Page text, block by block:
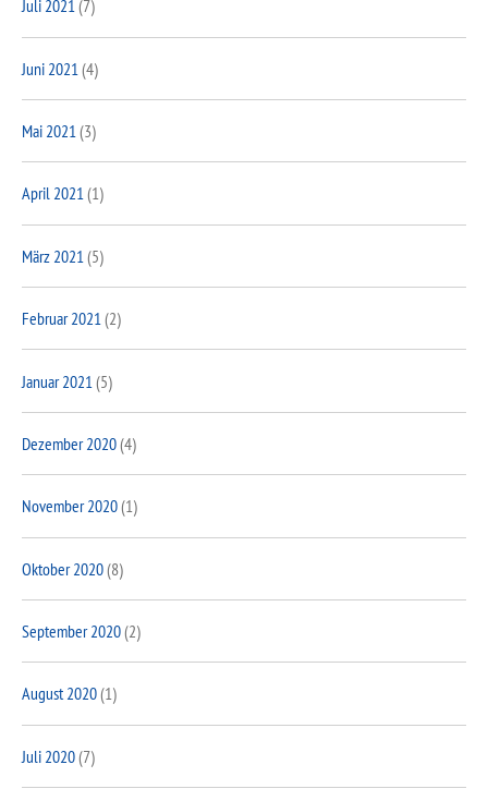
Juli 2021(7)
Juni 2021 (4)
Mai 2021(3)
April 2021(1)
März 2021 (5)
Februar 2021(2)
Januar 2021 (5)
Dezember 2020(4)
November 2020(1)
Oktober 2020(8)
September 2020(2)
August 2020(1)
Juli 2020(7)